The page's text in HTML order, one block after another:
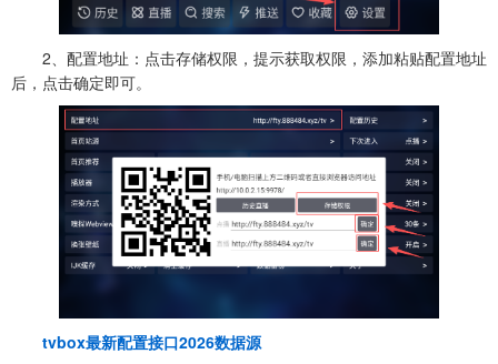
2、配置地址：点击存储权限，提示获取权限，添加粘贴配置地址
后，点击确定即可。
tvbox最新配置接口2026数据源